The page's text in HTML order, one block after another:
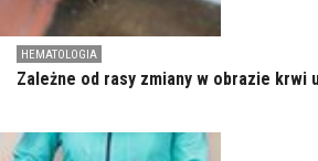
HEMATOLOGIA
Zależne od rasy zmiany w obrazie krwi